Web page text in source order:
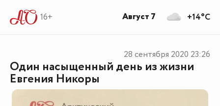
16+
Один насыщенный день из жизни
Евгения Никоры
28 сентября 2020 23:26
+14°C
Август 7